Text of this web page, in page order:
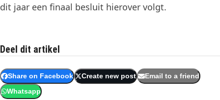
dit jaar een finaal besluit hierover volgt.
Deel dit artikel
Share on Facebook Create new post Email to a friend
Whatsapp